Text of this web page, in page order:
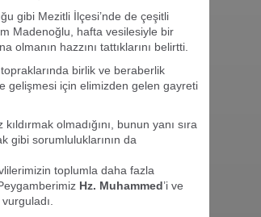
gibi Mezitli İlçesi’nde de çeşitli
Madenoğlu, hafta vesilesiyle bir
hazzını tattıklarını belirtti.
birlik ve beraberlik
gelişmesi için elimizden gelen gayreti
olmadığını, bunun yanı sıra
gibi sorumluluklarının da
toplumla daha fazla
Hz. Muhammed’i ve